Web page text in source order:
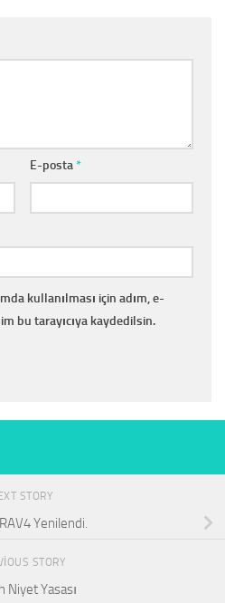
E-posta*
kullanılması için adım, e-
bu tarayıcıya kaydedilsin.
STORY
Yenilendi.
STORY
Niyet Yasası